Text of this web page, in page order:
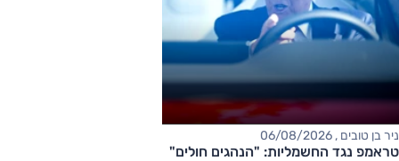
ניר בן טובים , 06/08/2026
טראמפ נגד החשמליות: "הנהגים חולים"